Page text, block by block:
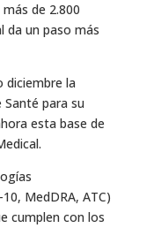
de 2.800
da un paso más
diciembre la
para su
esta base de
MedDRA, ATC)
cumplen con los